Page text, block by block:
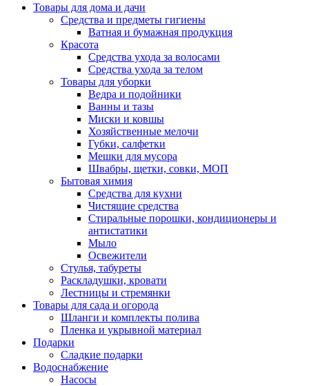
Товары для дома и дачи
Средства и предметы гигиены
Ватная и бумажная продукция
Красота
Средства ухода за волосами
Средства ухода за телом
Товары для уборки
Ведра и подойники
Ванны и тазы
Миски и ковшы
Хозяйственные мелочи
Губки, салфетки
Мешки для мусора
Швабры, щетки, совки, МОП
Бытовая химия
Средства для кухни
Чистящие средства
Стиральные порошки, кондиционеры и
антистатики
Мыло
Освежители
Стулья, табуреты
Раскладушки, кровати
Лестницы и стремянки
Товары для сада и огорода
Шланги и комплекты полива
Пленка и укрывной материал
Подарки
Cладкие подарки
Водоснабжение
Насосы